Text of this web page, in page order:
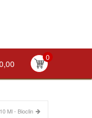
0
Ml - Bioclin